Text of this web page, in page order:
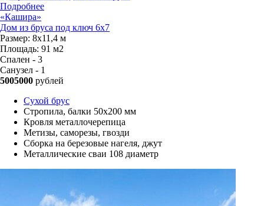
Подробнее
«Кашира»
Дом из бруса под ключ 6x7
Размер: 8х11,4 м
Площадь: 91 м2
Спален - 3
Санузел - 1
5005000 рублей
Сухой брус
Стропила, балки 50х200 мм
Кровля металлочерепица
Метизы, саморезы, гвозди
Сборка на березовые нагеля, джут
Металлические сваи 108 диаметр